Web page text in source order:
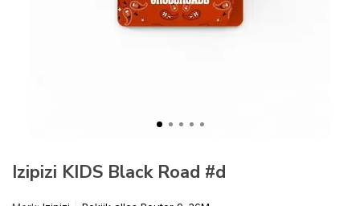
Izipizi KIDS Black Road #d